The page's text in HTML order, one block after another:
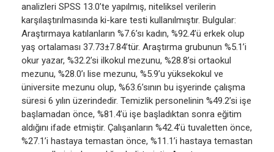
analizleri SPSS 13.0’te yapılmış, niteliksel verilerin
karşılaştırılmasında ki-kare testi kullanılmıştır. Bulgular:
Araştırmaya katılanların %7.6’sı kadın, %92.4’ü erkek olup
yaş ortalaması 37.73±7.84’tür. Araştırma grubunun %5.1’i
okur yazar, %32.2’si ilkokul mezunu, %28.8’si ortaokul
mezunu, %28.0’ı lise mezunu, %5.9’u yüksekokul ve
üniversite mezunu olup, %63.6’sının bu işyerinde çalışma
süresi 6 yılın üzerindedir. Temizlik personelinin %49.2’si işe
başlamadan önce, %81.4’ü işe başladıktan sonra eğitim
aldığını ifade etmiştir. Çalışanların %42.4’ü tuvaletten önce,
%27.1’i hastaya temastan önce, %11.1’i hastaya temastan